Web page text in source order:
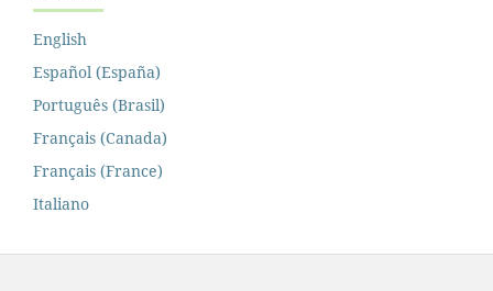
English
Español (España)
Português (Brasil)
Français (Canada)
Français (France)
Italiano